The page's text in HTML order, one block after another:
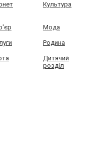
Культура
Мода
Родина
Дитячий
розділ